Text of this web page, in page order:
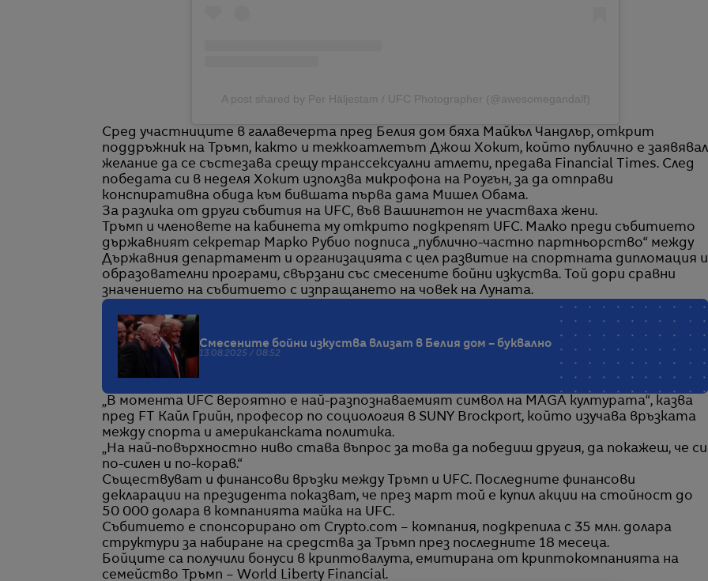
A post shared by Per Häljestam / UFC Photographer (@awesomegandalf)
Сред участниците в галавечерта пред Белия дом бяха Майкъл Чандлър, открит
поддръжник на Тръмп, както и тежкоатлетът Джош Хокит, който публично е заявявал
желание да се състезава срещу транссексуални атлети, предава Financial Times. След
победата си в неделя Хокит използва микрофона на Роугън, за да отправи
конспиративна обида към бившата първа дама Мишел Обама.
За разлика от други събития на UFC, във Вашингтон не участваха жени.
Тръмп и членовете на кабинета му открито подкрепят UFC. Малко преди събитието
държавният секретар Марко Рубио подписа „публично-частно партньорство“ между
Държавния департамент и организацията с цел развитие на спортната дипломация и
образователни програми, свързани със смесените бойни изкуства. Той дори сравни
значението на събитието с изпращането на човек на Луната.
Смесените бойни изкуства влизат в Белия дом – буквално
13.08.2025 / 08:52
„В момента UFC вероятно е най-разпознаваемият символ на MAGA културата“, казва
пред FT Кайл Грийн, професор по социология в SUNY Brockport, който изучава връзката
между спорта и американската политика.
„На най-повърхностно ниво става въпрос за това да победиш другия, да покажеш, че си
по-силен и по-корав.“
Съществуват и финансови връзки между Тръмп и UFC. Последните финансови
декларации на президента показват, че през март той е купил акции на стойност до
50 000 долара в компанията майка на UFC.
Събитието е спонсорирано от Crypto.com – компания, подкрепила с 35 млн. долара
структури за набиране на средства за Тръмп през последните 18 месеца.
Бойците са получили бонуси в криптовалута, емитирана от криптокомпанията на
семейство Тръмп – World Liberty Financial.